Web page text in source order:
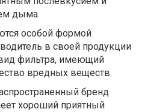
дыма.
особой формой
в своей продукции
фильтра, имеющий
вредных веществ.
бренд
хороший приятный